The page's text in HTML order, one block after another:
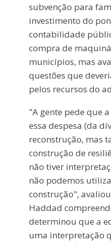
subvenção para
investimento do
contabilidade
compra de
municípios, mas
questões que
pelos recursos do
"A gente pede que
essa despesa (da
reconstrução, mas
construção de
não tiver
não podemos
construção",
Haddad
determinou que a
uma interpretação